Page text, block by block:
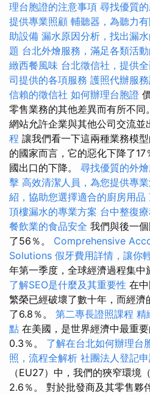
理台胞證的注意事項 尋找優質
提供專業照顧 輔聽器，為聽力
助設備 漏水原因分析，找出漏
題 台北外燴服務，滿足各類活
緻西餐風味 台北徵信社，提供
司提供的各項服務 護照代辦服
信賴的徵信社 如何辦理台胞證
零售業務的其他差異而有所不同
網站允許企業與其他公司交流並
程 讓我們看一下這兩種業務模
的國家而言，它的惡化下降了
國出口的下降。 尋找優質的外
擊 高效清潔人員，為您提供專
紹，協助您選擇適合的廚房用品
頂樓漏水的專業方案 台中整復
餐飲業的食品安全 我們與後一
了56％。 Comprehensive
Solutions 假牙費用詳情，讓你
年第一季度，全球經濟過程集中
了解SEO是什麼及其重要性 在
繁榮已經破壞了數十年，而經
了6.8％。 第二專長證照課程 精
點 在美國，是世界經濟中最重
0.3％。 了解在台北如何辦理台
照，流程全解析 社團法人登記
（EU27）中，我們的狹窄環境
2.6％。 對於批發商及其零售夥